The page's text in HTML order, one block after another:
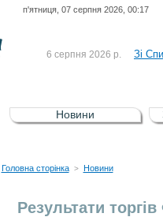
п'ятниця, 07 серпня 2026, 00:17
6 серпня 2026 р. Зі
5 серпня 2026 р.
Зі
UA4000232607)
4 серпня 2026 р.
Новини
Головна сторінка > Новини
Результати